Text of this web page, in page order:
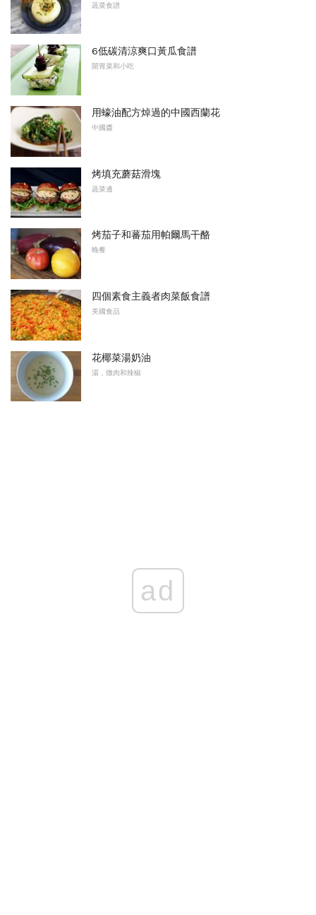
蔬菜食譜
6低碳清涼爽口黃瓜食譜
開胃菜和小吃
用蠔油配方焯過的中國西蘭花
中國醬
烤填充蘑菇滑塊
蔬菜邊
烤茄子和蕃茄用帕爾馬干酪
晚餐
四個素食主義者肉菜飯食譜
美國食品
花椰菜湯奶油
湯，燉肉和辣椒
ad